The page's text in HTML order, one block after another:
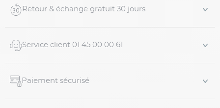
Retour & échange gratuit 30 jours
Service client 01 45 00 00 61
Paiement sécurisé